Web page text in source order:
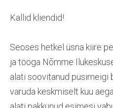
Kallid kliendid!
Seoses hetkel üsna kiire
ja tööga Nõmme
alati soovitanud püsimeigi
varuda keskmiselt kuu